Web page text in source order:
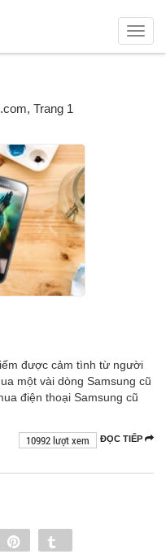
, Trang 1
được cảm tình từ người
một vài dòng Samsung cũ
điện thoại Samsung cũ
ĐỌC TIẾP
10992 lượt xem